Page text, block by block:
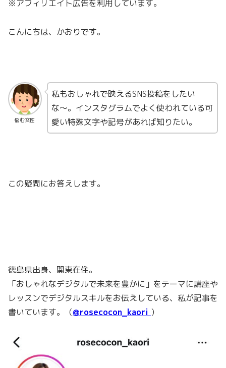
※アフィリエイト広告を利用しています。
こんにちは、かおりです。
悩む女性
私もおしゃれで映えるSNS投稿をしたい
な〜。インスタグラムでよく使われている可
愛い特殊文字や記号があれば知りたい。
この疑問にお答えします。
徳島県出身、関東在住。
「おしゃれなデジタルで未来を豊かに」をテーマに講座や
レッスンでデジタルスキルをお伝えしている、私が記事を
書いています。（@rosecocon_kaori ）